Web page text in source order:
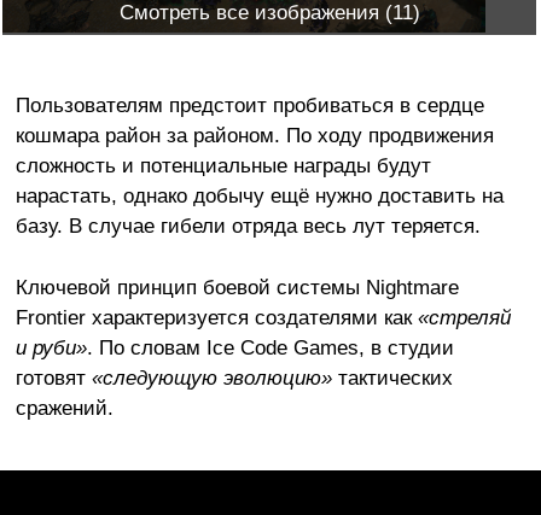
Смотреть все изображения (11)
Пользователям предстоит пробиваться в сердце
кошмара район за районом. По ходу продвижения
сложность и потенциальные награды будут
нарастать, однако добычу ещё нужно доставить на
базу. В случае гибели отряда весь лут теряется.
Ключевой принцип боевой системы Nightmare
Frontier характеризуется создателями как «стреляй
и руби». По словам Ice Code Games, в студии
готовят «следующую эволюцию»тактических
сражений.